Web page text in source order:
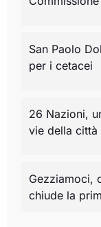
San Paolo
per i cetacei
26 Nazioni,
vie della città
Gezziamoci,
chiude la